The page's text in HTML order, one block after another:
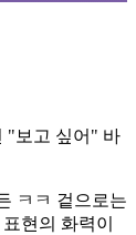
"보고 싶어" 바
ㅋㅋ 겉으로는
현의 화력이